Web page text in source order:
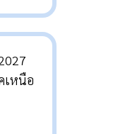
เหนือ